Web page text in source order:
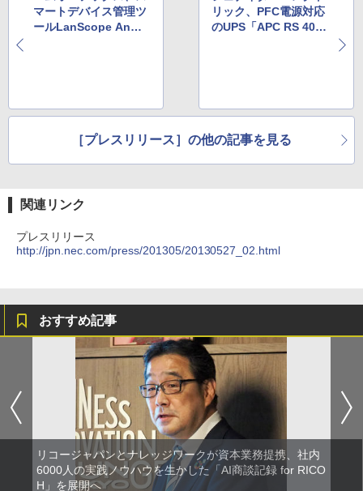
マートデバイス管理ツ
ールLanScope Anがi
リック、PFC電源対応
のUPS「APC RS 400/
［プレスリリース］の他の記事を見る
関連リンク
プレスリリース
http://jpn.nec.com/press/201305/20130527_02.html
おすすめ記事
リコージャパンとナレッジワークが資本業務提携、社内
6000人の実践ノウハウを生かした「AI商談記録 for RICO
H」を展開へ